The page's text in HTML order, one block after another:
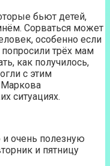
бьют детей,
Сорваться может
особенно если
трёх мам
как получилось,
с этим
Маркова
ситуациях.
очень полезную
и пятницу